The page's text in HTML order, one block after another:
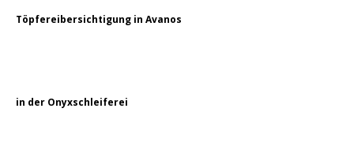
Töpfereibersichtigung in Avanos
in der Onyxschleiferei